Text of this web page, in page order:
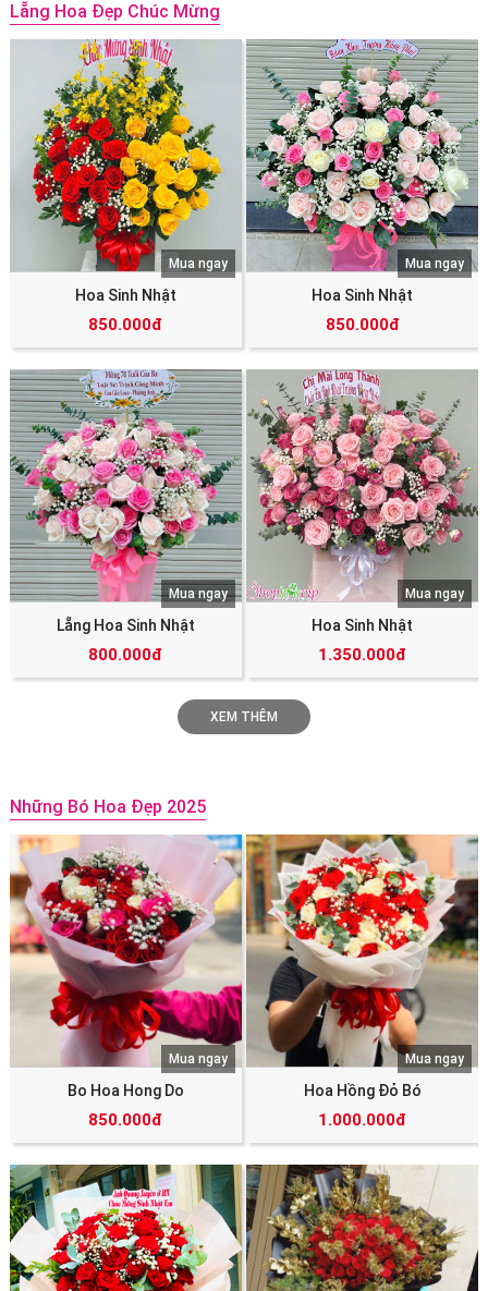
Lẵng Hoa Đẹp Chúc Mừng
Hoa Sinh Nhật
850.000đ
Mua ngay
Hoa Sinh Nhật
850.000đ
Mua ngay
Lẵng Hoa Sinh Nhật
800.000đ
Mua ngay
Hoa Sinh Nhật
1.350.000đ
Mua ngay
XEM THÊM
Những Bó Hoa Đẹp 2025
Bo Hoa Hong Do
850.000đ
Mua ngay
Hoa Hồng Đỏ Bó
1.000.000đ
Mua ngay